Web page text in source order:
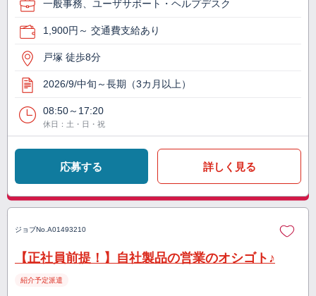
一般事務、ユーザサポート・ヘルプデスク
1,900円～ 交通費支給あり
戸塚 徒歩8分
2026/9/中旬～長期（3カ月以上）
08:50～17:20
休日：土・日・祝
応募する 詳しく見る
ジョブNo. A01493210
【正社員前提！】自社製品の営業のオシゴト♪
紹介予定派遣